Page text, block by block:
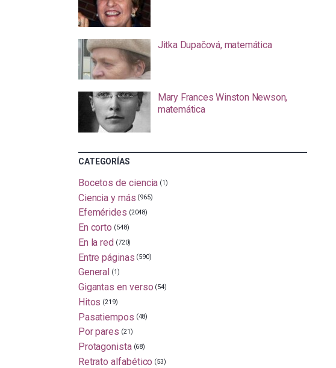
Jitka Dupačová, matemática
Mary Frances Winston Newson,
matemática
CATEGORÍAS
Bocetos de ciencia (1)
Ciencia y más (965)
Efemérides (2048)
En corto (548)
En la red (720)
Entre páginas (590)
General (1)
Gigantas en verso (54)
Hitos (219)
Pasatiempos (48)
Por pares (21)
Protagonista (68)
Retrato alfabético (53)